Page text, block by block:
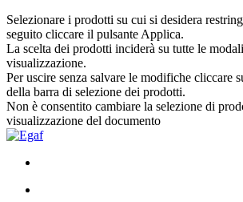
Selezionare i prodotti su cui si desidera
seguito cliccare il pulsante Applica.
La scelta dei prodotti inciderà su tutte le
visualizzazione.
Per uscire senza salvare le modifiche cliccare
della barra di selezione dei prodotti.
Non è consentito cambiare la selezione di
visualizzazione del documento